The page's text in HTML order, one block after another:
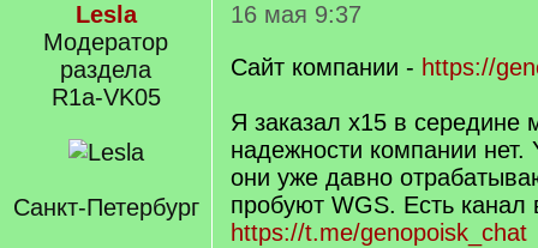
Lesla
Модератор
раздела
R1a-VK05
Санкт-Петербург
16 мая 9:37
Сайт компании - https://
Я заказал х15 в середине
надежности компании
они уже давно
пробуют WGS. Есть канал
https://t.me/genopoisk_chat